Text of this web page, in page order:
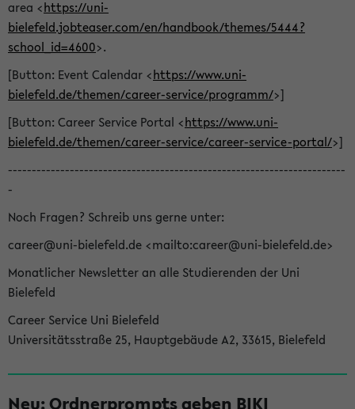
area <https://uni-
bielefeld.jobteaser.com/en/handbook/themes/5444?
school_id=4600>.
[Button: Event Calendar <https://www.uni-
bielefeld.de/themen/career-service/programm/>]
[Button: Career Service Portal <https://www.uni-
bielefeld.de/themen/career-service/career-service-portal/>]
-----------------------------------------------------------------------
-
Noch Fragen? Schreib uns gerne unter:
career@uni-bielefeld.de <mailto:career@uni-bielefeld.de>
Monatlicher Newsletter an alle Studierenden der Uni
Bielefeld
Career Service Uni Bielefeld
Universitätsstraße 25, Hauptgebäude A2, 33615, Bielefeld
Neu: Ordnerprompts geben BIKI